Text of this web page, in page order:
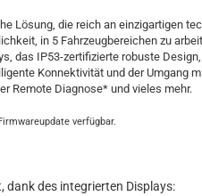
Lösung, die reich an einzigartigen
in 5 Fahrzeugbereichen zu
das IP53-zertifizierte robuste
Konnektivität und der Umgang
Remote Diagnose* und vieles mehr.
verfügbar.
dank des integrierten Displays: